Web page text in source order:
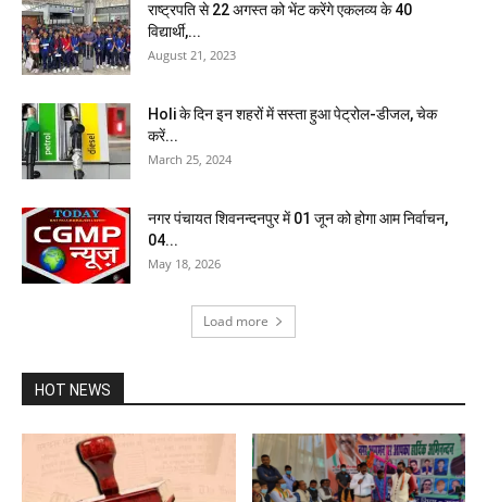
राष्ट्रपति से 22 अगस्त को भेंट करेंगे एकलव्य के 40
विद्यार्थी,...
August 21, 2023
Holi के दिन इन शहरों में सस्ता हुआ पेट्रोल-डीजल, चेक
करें...
March 25, 2024
नगर पंचायत शिवनन्दनपुर में 01 जून को होगा आम निर्वाचन,
04...
May 18, 2026
Load more
HOT NEWS